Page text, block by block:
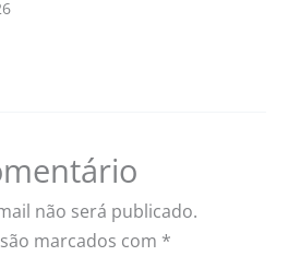
não será publicado.
marcados com *